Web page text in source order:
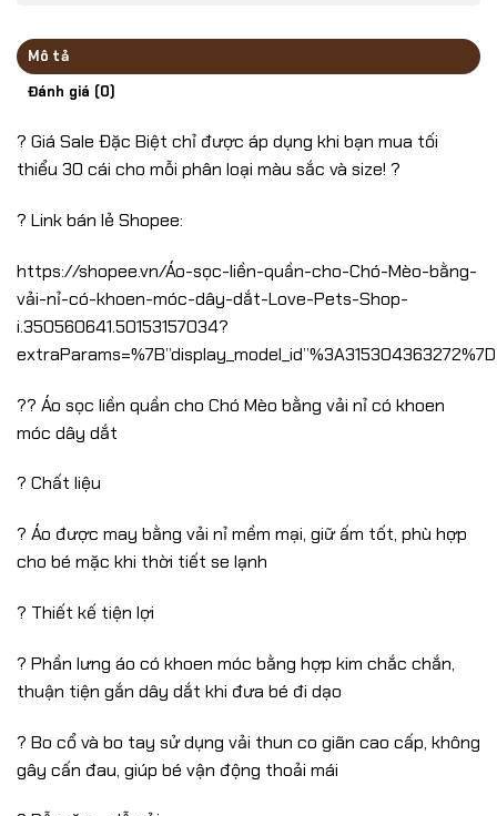
Mô tả
Đánh giá (0)
? Giá Sale Đặc Biệt chỉ được áp dụng khi bạn mua tối
thiểu 30 cái cho mỗi phân loại màu sắc và size! ?
? Link bán lẻ Shopee:
https://shopee.vn/Áo-sọc-liền-quần-cho-Chó-Mèo-bằng-
vải-nỉ-có-khoen-móc-dây-dắt-Love-Pets-Shop-
i.350560641.50153157034?
extraParams=%7B”display_model_id”%3A315304363272%7D
?? Áo sọc liền quần cho Chó Mèo bằng vải nỉ có khoen
móc dây dắt
? Chất liệu
? Áo được may bằng vải nỉ mềm mại, giữ ấm tốt, phù hợp
cho bé mặc khi thời tiết se lạnh
? Thiết kế tiện lợi
? Phần lưng áo có khoen móc bằng hợp kim chắc chắn,
thuận tiện gắn dây dắt khi đưa bé đi dạo
? Bo cổ và bo tay sử dụng vải thun co giãn cao cấp, không
gây cấn đau, giúp bé vận động thoải mái